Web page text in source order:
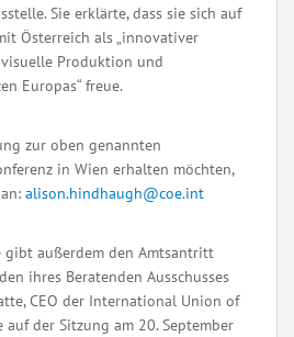
Sie erklärte, dass sie sich auf
Österreich als „innovativer
Produktion und
Europas“ freue.
zur oben genannten
in Wien erhalten möchten,
alison.hindhaugh@coe.int
gibt außerdem den Amtsantritt
ihres Beratenden Ausschusses
CEO der International Union of
auf der Sitzung am 20. September